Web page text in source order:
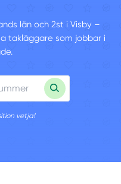
län och 2st i Visby –
takläggare som jobbar i
vetja!